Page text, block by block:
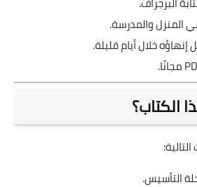
المنزل والمدرسة.
خلال أيام قليلة.
الكتاب؟
التأسيس.